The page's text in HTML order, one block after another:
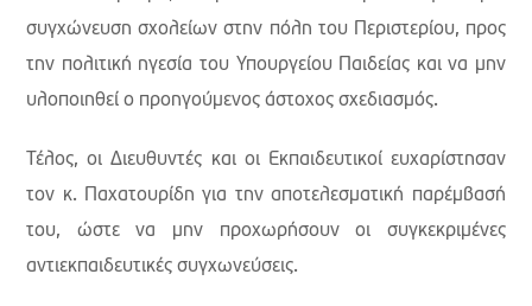
συγχώνευση σχολείων στην πόλη του Περιστερίου, προς
την πολιτική ηγεσία του Υπουργείου Παιδείας και να μην
υλοποιηθεί ο προηγούμενος άστοχος σχεδιασμός.
Τέλος, οι Διευθυντές και οι Εκπαιδευτικοί ευχαρίστησαν
τον κ. Παχατουρίδη για την αποτελεσματική παρέμβασή
του, ώστε να μην προχωρήσουν οι συγκεκριμένες
αντιεκπαιδευτικές συγχωνεύσεις.